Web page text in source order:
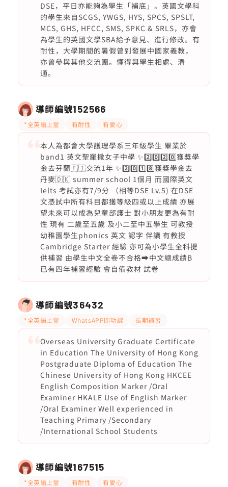
DSE，平日亦能夠為學生「補底」。英國文學科
的學生來自SCGS, YWGS, HYS, SPCS, SPSLT,
MCS, GHS, HFCC, SMS, SPKC & SRLS，亦會
為學生的英國文學SBA給予意見、進行修改。有
耐性，大學期間的暑假曾到發展中國家義教，
亦曾參與其他交流團。懂得與學生相處、溝
通。
導師編號152566
*全英語上堂 有耐性 有愛心
本人為都會大學護理學系三年級學生 畢業於
band1 英文聖羅撒女子中學 ✨2️⃣0️⃣2️⃣0️⃣獲獎學
金去芬蘭🇫🇮交流1年 ✨2️⃣0️⃣1️⃣8️⃣獲獎學金去
丹麥🇩🇰 summer school 1個月 而國際英文
Ielts 考試亦有7/9分 （相等DSE Lv.5) 在DSE
文憑試中所有科目都獲等級四或以上成績 亦展
望未來可以成為兒童部護士 對小朋友更為有耐
性 現有 二歲至五歲 及小二至中五學生 可教授
幼稚園學生phonics 英文 認字 伴讀 有教授
Cambridge Starter 經驗 亦可為小學生全科提
供補習 由學生中文全卷不合格➡️中文總成績B
已有四年補習經驗 會自備教材 試卷
導師編號36432
*全英語上堂 WhatsAPP問功課 長期補習
Overseas University Graduate Certificate
in Education The University of Hong Kong
Postgraduate Diploma of Education The
Chinese University of Hong Kong HKCEE
English Composition Marker /Oral
Examiner HKALE Use of English Marker
/Oral Examiner Well experienced in
Teaching Primary /Secondary
/International School Students
導師編號167515
*全英語上堂 有耐性 有愛心